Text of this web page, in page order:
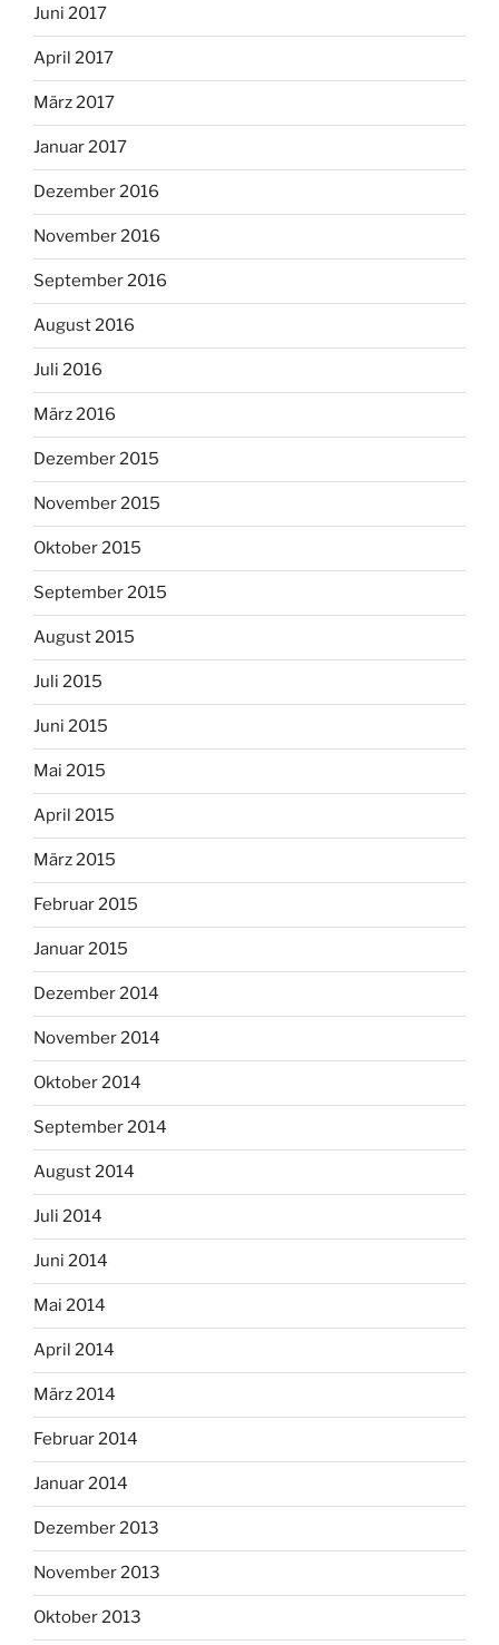
Juni 2017
April 2017
März 2017
Januar 2017
Dezember 2016
November 2016
September 2016
August 2016
Juli 2016
März 2016
Dezember 2015
November 2015
Oktober 2015
September 2015
August 2015
Juli 2015
Juni 2015
Mai 2015
April 2015
März 2015
Februar 2015
Januar 2015
Dezember 2014
November 2014
Oktober 2014
September 2014
August 2014
Juli 2014
Juni 2014
Mai 2014
April 2014
März 2014
Februar 2014
Januar 2014
Dezember 2013
November 2013
Oktober 2013